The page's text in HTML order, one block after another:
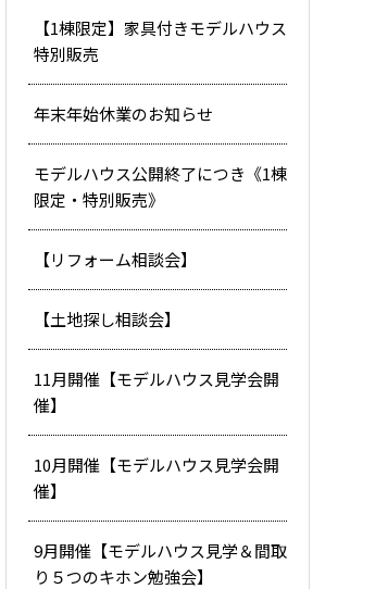
【1棟限定】家具付きモデルハウス
特別販売
年末年始休業のお知らせ
モデルハウス公開終了につき《1棟
限定・特別販売》
【リフォーム相談会】
【土地探し相談会】
11月開催【モデルハウス見学会開
催】
10月開催【モデルハウス見学会開
催】
9月開催【モデルハウス見学＆間取
り５つのキホン勉強会】